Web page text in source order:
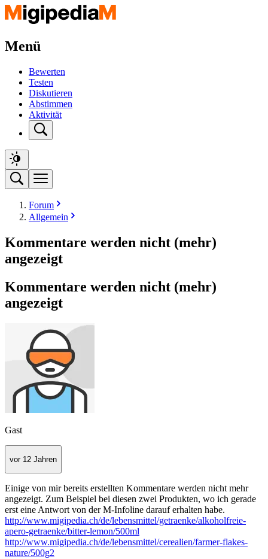
Menü
Bewerten
Testen
Diskutieren
Abstimmen
Aktivität
Forum
Allgemein
Kommentare werden nicht (mehr)
angezeigt
Kommentare werden nicht (mehr)
angezeigt
Gast
vor 12 Jahren
Einige von mir bereits erstellten Kommentare werden nicht mehr
angezeigt. Zum Beispiel bei diesen zwei Produkten, wo ich gerade
erst eine Antwort von der M-Infoline darauf erhalten habe.
http://www.migipedia.ch/de/lebensmittel/getraenke/alkoholfreie-
apero-getraenke/bitter-lemon/500ml
http://www.migipedia.ch/de/lebensmittel/cerealien/farmer-flakes-
nature/500g2